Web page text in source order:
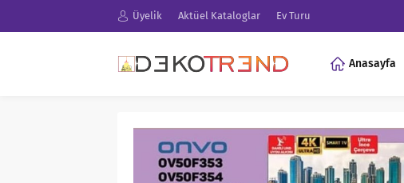
Üyelik Aktüel Kataloglar Ev Turu
Anasayfa